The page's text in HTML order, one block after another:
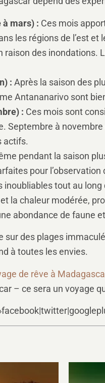
à mars) : Ces mois
les régions de l’est
des inondations.
: Après la saison des
Antananarivo sont
: Ces mois sont
Septembre à
actifs.
pendant la saison
pour
tout au
la chaleur modérée,
abondance de faune
sur des plages
à toutes les envies.
de rêve à
– ce sera un voyage